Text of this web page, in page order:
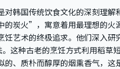
对韩国传统饮食文化的深刻理
炭火”，寓意着用最理想的火
饪艺术的终极追求。他们深入
。这种古老的烹饪方式利用稻草
、质朴而醇厚的烟熏香气，这